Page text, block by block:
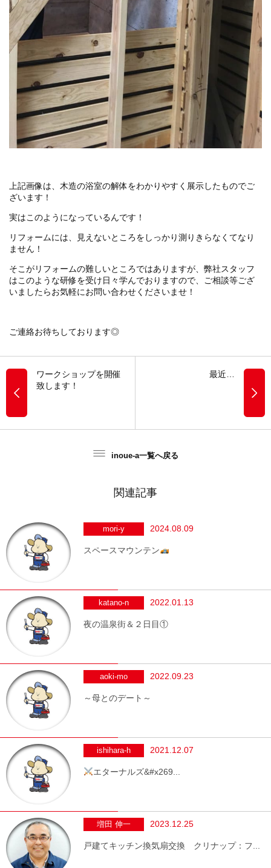
上記画像は、木造の浴室の解体をわかりやすく展示したものでご
ざいます！
実はこのようになっているんです！
リフォームには、見えないところをしっかり測りきらなくてなり
ません！
そこがリフォームの難しいところではありますが、弊社スタッフ
はこのような研修を受け日々学んでおりますので、ご相談等ござ
いましたらお気軽にお問い合わせくださいませ！
ご連絡お待ちしております◎
ワークショップを開催
致します！
最近…
inoue-a一覧へ戻る
関連記事
mori-y 2024.08.09
スペースマウンテン
katano-n 2022.01.13
夜の温泉街＆２日目①
aoki-mo 2022.09.23
～母とのデート～
ishihara-h 2021.12.07
エターナルズ&#x269...
増田 伸一 2023.12.25
戸建てキッチン換気扇交換 クリナップ：フ...